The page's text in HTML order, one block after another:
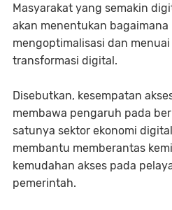
Masyarakat yang semakin
akan menentukan
mengoptimalisasi dan
transformasi digital.
Disebutkan, kesempatan
membawa pengaruh pada
satunya sektor ekonomi
membantu memberantas
kemudahan akses pada
pemerintah.